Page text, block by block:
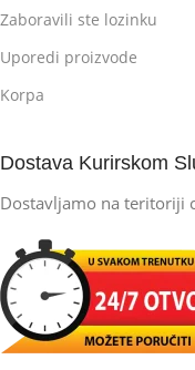
Zaboravili ste lozinku
Uporedi proizvode
Korpa
Dostava Kurirskom
Dostavljamo na teritoriji